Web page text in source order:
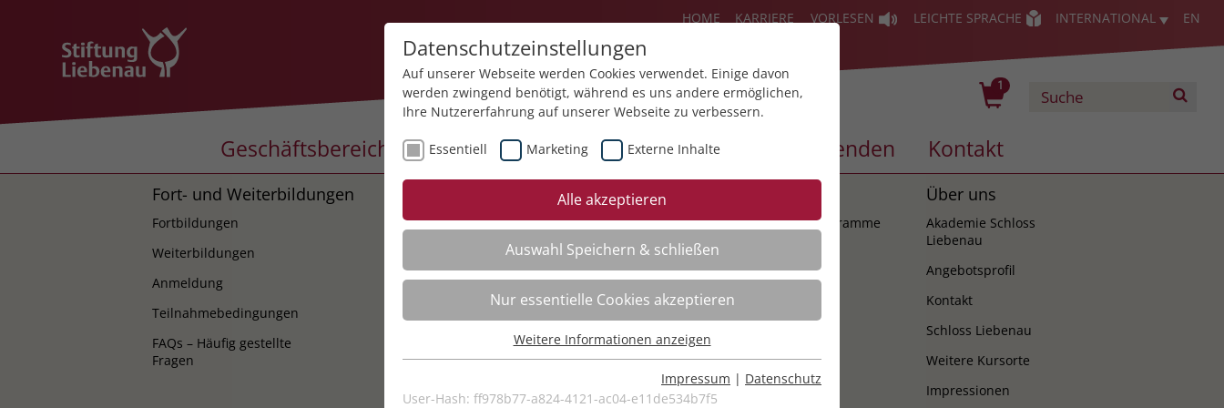
HOME KARRIERE VORLESEN LEICHTE SPRACHE INTERNATIONAL EN
Geschäftsbereiche Über uns Aktuelles Akademie Spenden Kontakt
1
Fort- und Weiterbildungen
Fortbildungen
Weiterbildungen
Anmeldung
Teilnahmebedingungen
FAQs – Häufig gestellte
Fragen
Kursempfehlungen
Beratung
Supervision
Coaching
Mediation
Organisationsentwicklung
Bildungsberatung
Moderation
Bildungsprogramme
Über uns
Akademie Schloss
Liebenau
Angebotsprofil
Kontakt
Schloss Liebenau
Weitere Kursorte
Impressionen
Datenschutzeinstellungen
Auf unserer Webseite werden Cookies verwendet. Einige davon
werden zwingend benötigt, während es uns andere ermöglichen,
Ihre Nutzererfahrung auf unserer Webseite zu verbessern.
Essentiell Marketing Externe Inhalte
Alle akzeptieren
Auswahl Speichern & schließen
Nur essentielle Cookies akzeptieren
Essentielle Cookies werden für grundlegende Funktionen der
Webseite benötigt. Dadurch ist gewährleistet, dass die Webseite
Weitere Informationen anzeigen
Impressum | Datenschutz
User-Hash: ff978b77-a824-4121-ac04-e11de534b7f5